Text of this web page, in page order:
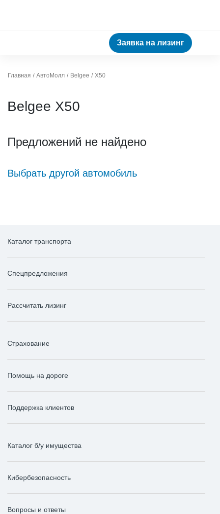
Заявка на лизинг
Главная АвтоМолл Belgee X50
Belgee X50
Предложений не найдено
Выбрать другой автомобиль
Каталог транспорта
Спецпредложения
Рассчитать лизинг
Страхование
Помощь на дороге
Поддержка клиентов
Каталог б/у имущества
Кибербезопасность
Вопросы и ответы